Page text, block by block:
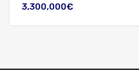
3,300,000€